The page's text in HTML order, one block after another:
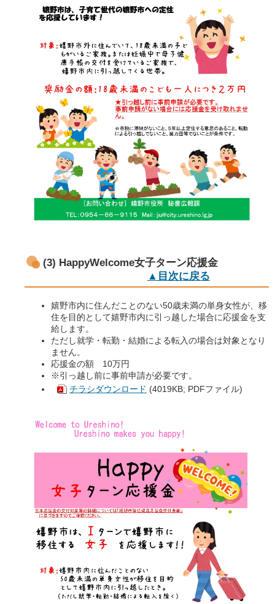
(3) HappyWelcome女子ターン応援金
▲目次に戻る
嬉野市内に住んだことのない50歳未満の単身女性が、移
住を目的として嬉野市内に引っ越した場合に応援金を支
給します。
ただし就学・転勤・結婚による転入の場合は対象となり
ません。
応援金の額 10万円
※引っ越し前に事前申請が必要です。
チラシダウンロード (4019KB; PDFファイル)